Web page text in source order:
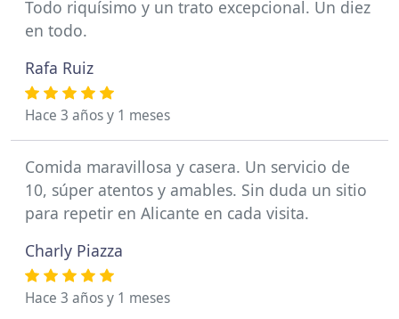
Todo riquísimo y un trato excepcional. Un diez
en todo.
Rafa Ruiz
Hace 3 años y 1 meses
Comida maravillosa y casera. Un servicio de
10, súper atentos y amables. Sin duda un sitio
para repetir en Alicante en cada visita.
Charly Piazza
Hace 3 años y 1 meses